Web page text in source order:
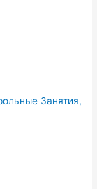
Занятия,